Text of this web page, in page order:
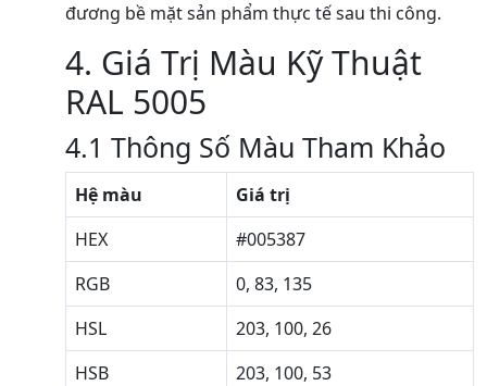
đương bề mặt sản phẩm thực tế sau thi công.
4. Giá Trị Màu Kỹ Thuật
RAL 5005
4.1 Thông Số Màu Tham Khảo
Hệ màu
Giá trị
HEX
#005387
RGB
0, 83, 135
HSL
203, 100, 26
HSB
203, 100, 53